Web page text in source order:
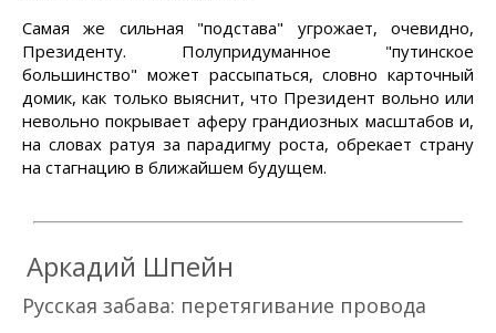
Самая же сильная "подстава" угрожает, очевидно,
Президенту. Полупридуманное "путинское
большинство" может рассыпаться, словно карточный
домик, как только выяснит, что Президент вольно или
невольно покрывает аферу грандиозных масштабов и,
на словах ратуя за парадигму роста, обрекает страну
на стагнацию в ближайшем будущем.
Аркадий Шпейн
Русская забава: перетягивание провода